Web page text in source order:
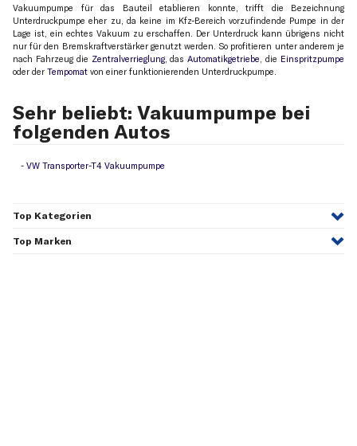
Vakuumpumpe für das Bauteil etablieren konnte, trifft die Bezeichnung
Unterdruckpumpe eher zu, da keine im Kfz-Bereich vorzufindende Pumpe in der
Lage ist, ein echtes Vakuum zu erschaffen. Der Unterdruck kann übrigens nicht
nur für den Bremskraftverstärker genutzt werden. So profitieren unter anderem je
nach Fahrzeug die Zentralverrieglung, dasAutomatikgetriebe, die Einspritzpumpe
oder der Tempomat von einer funktionierenden Unterdruckpumpe.
Sehr beliebt: Vakuumpumpe bei
folgenden Autos
VW Transporter-T4 Vakuumpumpe
Top Kategorien
Top Marken